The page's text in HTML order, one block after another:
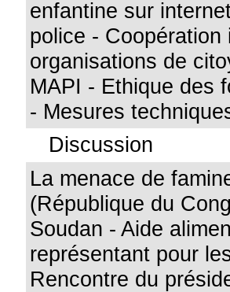
enfantine sur
police -
organisations de
MAPI - Ethique des
- Mesures
Discussion
La menace de
(République du
Soudan - Aide
représentant pour
Rencontre du